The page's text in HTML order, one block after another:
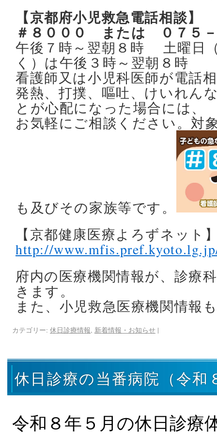
【京都府小児救急電話相談】
＃８０００ または ０７５－
午後７時～翌朝８時 土曜日
く）は午後３時～翌朝８時
看護師又は小児科医師が電話
発熱、打撲、嘔吐、けいれん
とが心配になった場合には、
お気軽にご相談ください。対
も及びその家族等です。
【京都健康医療よろずネット
http://
府内の医療機関情報が、診療
きます。
また、小児救急医療機関情報
カテゴリー: 休日診療情報, 新着情報・お知らせ |
休日診療の当番病院（令和
令和８年５月の休日診療